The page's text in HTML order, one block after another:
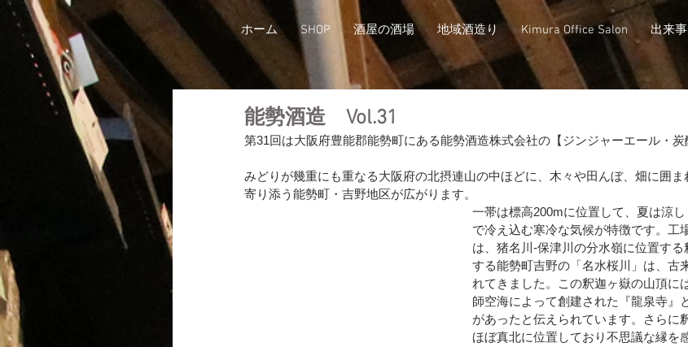
ホーム SHOP 酒屋の酒場 地域酒造り Kimura Office Salon 出来事
能勢酒造 Vol.31
第31回は大阪府豊能郡能勢町にある能勢酒造株式会社の【ジンジャーエール・炭
みどりが幾重にも重なる大阪府の北摂連山の中ほどに、木々や田んぼ、畑に囲
寄り添う能勢町・吉野地区が広がります。
一帯は標高200mに位置して、夏は涼
で冷え込む寒冷な気候が特徴です。工
は、猪名川-保津川の分水嶺に位置す
する能勢町吉野の「名水桜川」は、古
れてきました。この釈迦ヶ嶽の山頂に
師空海によって創建された『龍泉寺』
があったと伝えられています。さらに
ほぼ真北に位置しており不思議な縁を